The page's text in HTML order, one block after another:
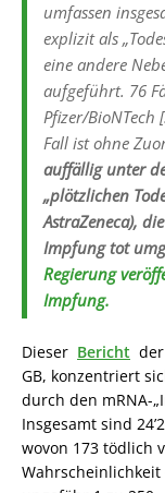
umfassen
explizit als
eine andere
aufgeführt. 76
Pfizer/BioNTech
Fall ist ohne
auffällig unter
„plötzlichen
AstraZeneca),
Impfung tot
Regierung
Impfung.
Dieser Bericht
GB, konzentriert
durch den mRNA-
Insgesamt sind
wovon 173 tödlich